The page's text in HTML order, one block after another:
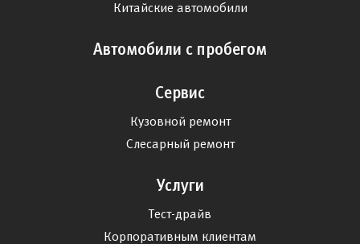
Китайские автомобили
Автомобили с пробегом
Сервис
Кузовной ремонт
Слесарный ремонт
Услуги
Тест-драйв
Корпоративным клиентам